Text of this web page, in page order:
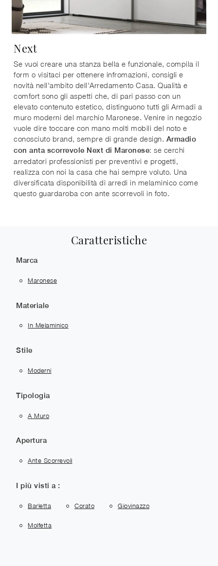
Next
Se vuoi creare una stanza bella e funzionale, compila il
form o visitaci per ottenere infromazioni, consigli e
novità nell'ambito dell'Arredamento Casa. Qualità e
comfort sono gli aspetti che, di pari passo con un
elevato contenuto estetico, distinguono tutti gli Armadi a
muro moderni del marchio Maronese. Venire in negozio
vuole dire toccare con mano molti mobili del noto e
conosciuto brand, sempre di grande design. Armadio
con anta scorrevole Next di Maronese: se cerchi
arredatori professionisti per preventivi e progetti,
realizza con noi la casa che hai sempre voluto. Una
diversificata disponibilità di arredi in melaminico come
questo guardaroba con ante scorrevoli in foto.
Caratteristiche
Marca
Maronese
Materiale
In Melaminico
Stile
Moderni
Tipologia
A Muro
Apertura
Ante Scorrevoli
I più visti a :
Barletta Corato Giovinazzo
Molfetta